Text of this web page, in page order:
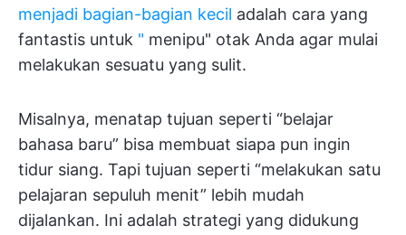
menjadi bagian-bagian kecil adalah cara yang
fantastis untuk " menipu" otak Anda agar mulai
melakukan sesuatu yang sulit.
Misalnya, menatap tujuan seperti “belajar
bahasa baru” bisa membuat siapa pun ingin
tidur siang. Tapi tujuan seperti “melakukan satu
pelajaran sepuluh menit” lebih mudah
dijalankan. Ini adalah strategi yang didukung